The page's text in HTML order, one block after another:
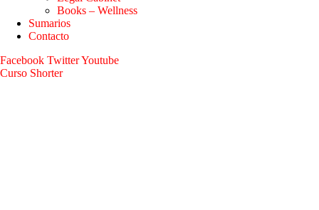
Books – Wellness
Sumarios
Contacto
Facebook TwitterYoutube
Curso Shorter